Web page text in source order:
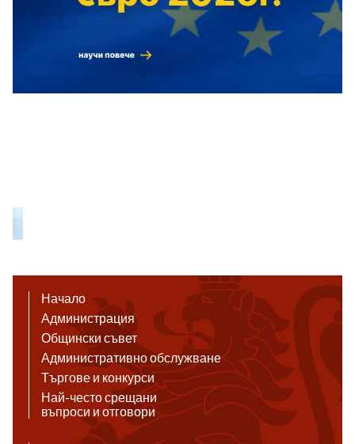
Начало
Администрация
Общински съвет
Административно обслужване
Търгове и конкурси
Най-често срещани
въпроси и отговори